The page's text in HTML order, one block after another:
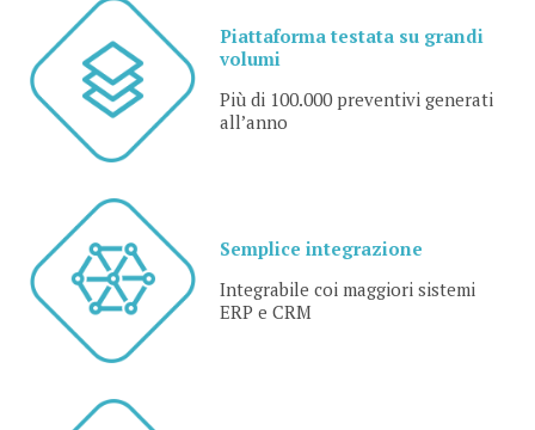
Piattaforma testata su grandi
volumi
Più di 100.000 preventivi generati
all’anno
Semplice integrazione
Integrabile coi maggiori sistemi
ERP e CRM